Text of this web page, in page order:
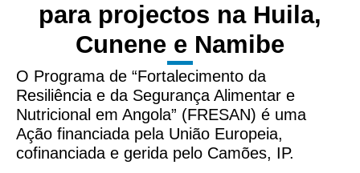
para projectos na Huila,
Cunene e Namibe
O Programa de “Fortalecimento da
Resiliência e da Segurança Alimentar e
Nutricional em Angola” (FRESAN) é uma
Ação financiada pela União Europeia,
cofinanciada e gerida pelo Camões, IP.